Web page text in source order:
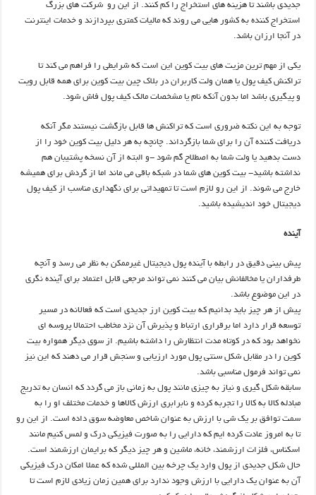
جدیدی باشند تا هزینه های استخراج را کم کنند. از این رو شرکت های بزرگ
استخراج کننده به کشور هایی می روند که مالیات کمتری بپردازند و خدمات اینترنت
در آنجا ارزان باشد.
یکی از مهم ترین مزیت های بیت کوین این است که شرایطی را فراهم می کند تا
تراکنش کیف پول یا همان ولت کاربران در بلاک چین بیت کوین برای همه قابل رویت
و پیگیری باشد اما بدون آنکه نام یا مشخصات مالک کیف پول فاش شود.
توجه به این نکته ضروری است که تراکنش ها قابل بازگشت نیستند مگر آنکه
دریافت کننده آن را برای شما بازگرداند. چانچه به هر دلیل بیت کوین خود را از
دست بدهید یا ولت شما به اصطلاح گم شود -و البته از آن نسخه پشتیبان هم
نداشته باشید- بیت کوین های شما در شبکه باقی می ماند اما از گردش برای همیشه
خارج می شوند. از این رو لازم است تا تمهیداتی برای نگهداری مناسب از کیف پول
دیجیتال خود اندیشیده باشید.
آینده
پیش بینی دقیق در رابطه با آینده پول دیجیتال غیرممکن به نظر می رسد و آنچه
طرفداران یا مخالفانش بیان می کنند نمی تواند مرجعی قابل اعتماد برای آینده نگری
در این موضوع باشد.
پیش از هر چیز باید بدانیم که بیت کوین ارز جدیدی است که فعالانه در مسیر
توسعه قرار دارد اما برقراری ارتباط و پذیرش آن نزد مخاطب احتمالا پروسه ای
نخواهد بود که در کوتاه مدت انتظارش را داشته باشیم. از سوی دیگر همواره بیت
کوین را در مقابل شکل سنتی پول مورد ارزیابی و سنجش قرار می دهند که این نیز
نمی تواند فرمول مناسبی باشد.
سابقه شکل گیری و نیاز به چیزی مانند پول به زمانی باز می گردد که انسان به تدریج
مبادله کالا به کالا را تجربه کرده و نابرابری ارزش کالاها و خدمات مختلف او را به
سمت توافق بر یک شی با ارزش به عنوان شاخص معاوضه سوق داده است. از این رو
تا به امروز عادت کرده ایم که دارایی را به صورت فیزیکی درک و لمس کنیم مانند
اسکناس، فلزات ارزشمند، خانه، ماشین و هر چیز دیگر که برایمان ارزشمند است.
حال شکل جدیدی از پول وارد یک چرخه بین المللی شده که عملا امکان درک فیزیکی
آن به عنوان یک دارایی با ارزش وجود ندارد برای همین زمان زیادی لازم است تا